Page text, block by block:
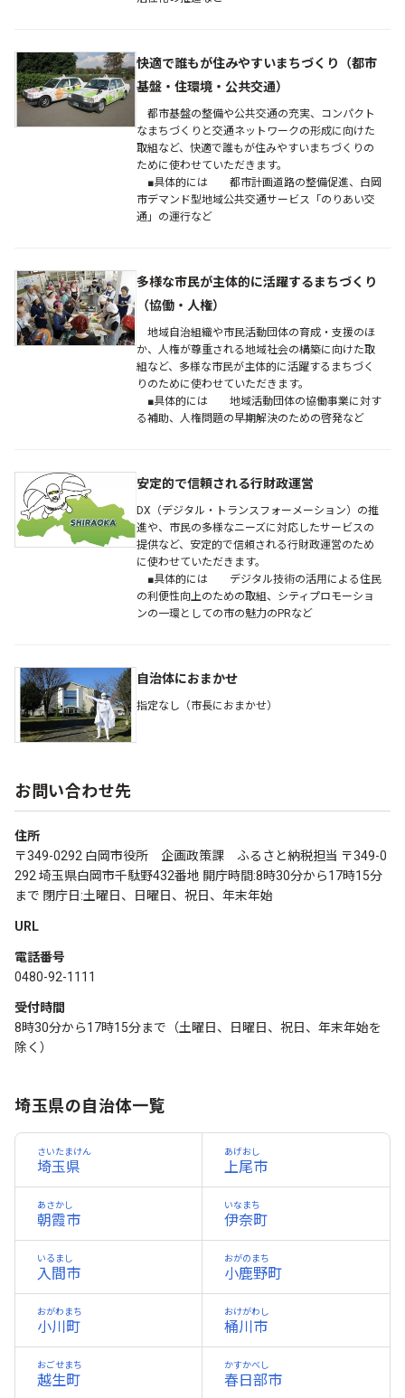
快適で誰もが住みやすいまちづくり（都市
基盤・住環境・公共交通）
都市基盤の整備や公共交通の充実、コンパクト
なまちづくりと交通ネットワークの形成に向けた
取組など、快適で誰もが住みやすいまちづくりの
ために使わせていただきます。
■具体的には 都市計画道路の整備促進、白岡
市デマンド型地域公共交通サービス「のりあい交
通」の運行など
多様な市民が主体的に活躍するまちづくり
（協働・人権）
地域自治組織や市民活動団体の育成・支援のほ
か、人権が尊重される地域社会の構築に向けた取
組など、多様な市民が主体的に活躍するまちづく
りのために使わせていただきます。
■具体的には 地域活動団体の協働事業に対す
る補助、人権問題の早期解決のための啓発など
安定的で信頼される行財政運営
DX（デジタル・トランスフォーメーション）の推
進や、市民の多様なニーズに対応したサービスの
提供など、安定的で信頼される行財政運営のため
に使わせていただきます。
■具体的には デジタル技術の活用による住民
の利便性向上のための取組、シティプロモーショ
ンの一環としての市の魅力のPRなど
自治体におまかせ
指定なし（市長におまかせ）
お問い合わせ先
住所
〒349-0292 白岡市役所 企画政策課 ふるさと納税担当 〒349-0
292 埼玉県白岡市千駄野432番地 開庁時間:8時30分から17時15分
まで 閉庁日:土曜日、日曜日、祝日、年末年始
URL
電話番号
0480-92-1111
受付時間
8時30分から17時15分まで（土曜日、日曜日、祝日、年末年始を
除く）
埼玉県の自治体一覧
埼玉県
さいたまけん
上尾市
あげおし
朝霞市
あさかし
伊奈町
いなまち
入間市
いるまし
小鹿野町
おがのまち
小川町
おがわまち
桶川市
おけがわし
越生町
おごせまち
春日部市
かすかべし